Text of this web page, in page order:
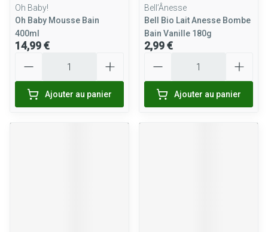
Oh Baby!
Oh Baby Mousse Bain
400ml
14,99 €
Ajouter au panier
Bell’Ânesse
Bell Bio Lait Anesse Bombe
Bain Vanille 180g
2,99 €
Ajouter au panier